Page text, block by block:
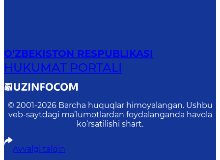
O‘ZBEKISTON RESPUBLIKASI
HUKUMAT PORTALI
© 2001-2026 Barcha huquqlar himoyalangan. Ushbu
veb-saytdagi ma’lumotlardan foydalanganda havola
ko‘rsatilishi shart.
Avvalgi talqin